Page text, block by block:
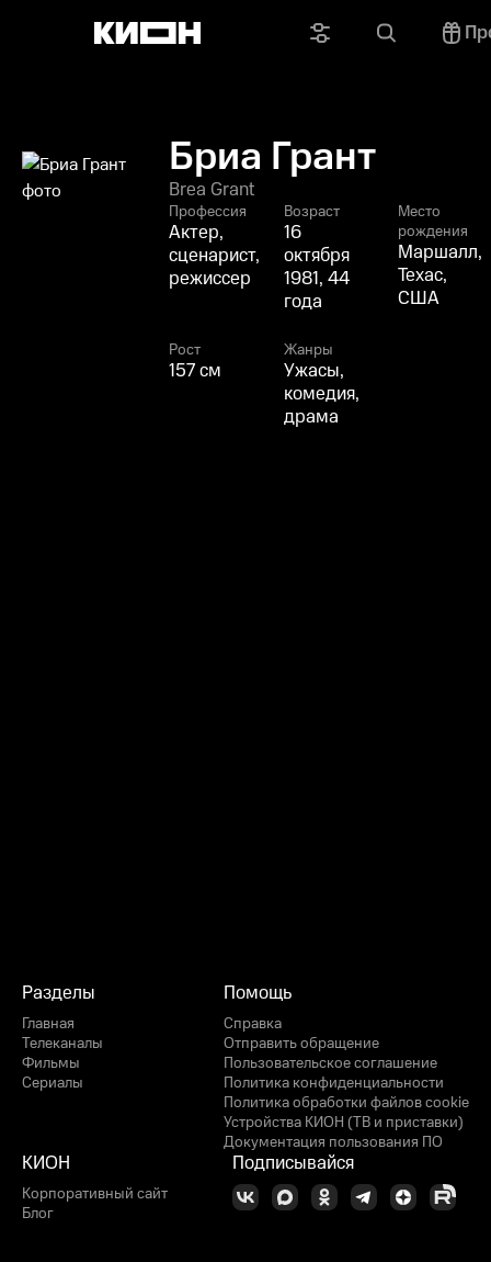
Бриа Грант
Brea Grant
Профессия
Актер,
сценарист,
режиссер
Возраст
16
октября
1981, 44
года
Место
рождения
Маршалл,
Техас,
США
Рост
157 см
Жанры
Ужасы,
комедия,
драма
Разделы
Главная
Телеканалы
Фильмы
Сериалы
Помощь
Справка
Отправить обращение
Пользовательское соглашение
Политика конфиденциальности
Политика обработки файлов cookie
Устройства КИОН (ТВ и приставки)
Документация пользования ПО
КИОН
Корпоративный сайт
Блог
Подписывайся